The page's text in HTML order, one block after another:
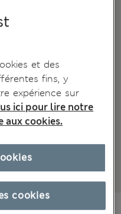
et des
fins, y
expérience sur
ici pour lire notre
cookies.
cookies